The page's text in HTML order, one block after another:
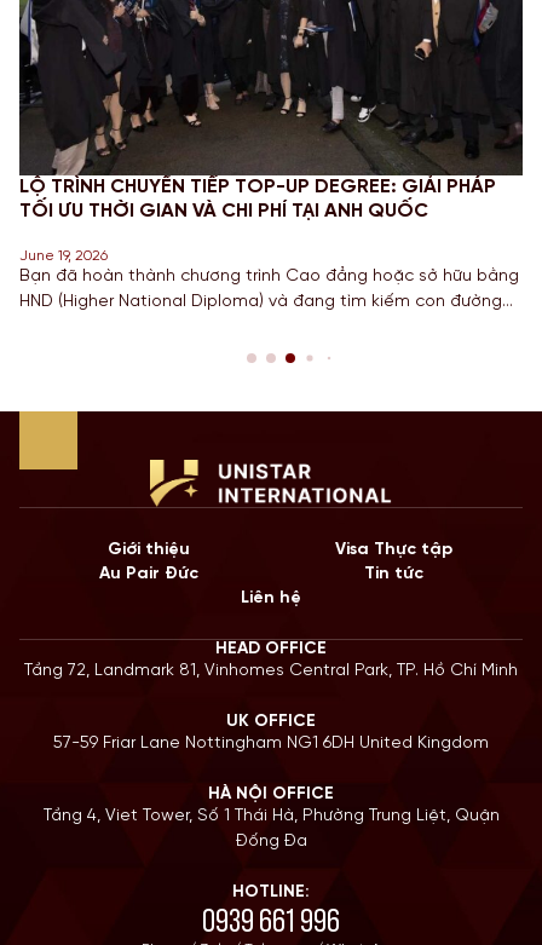
UP DEGREE: GIẢI PHÁP
TẠI ANH QUỐC
Cao đẳng hoặc sở hữu bằng
và đang tìm kiếm con đường
CHINH PHỤC STEM OPT
MỚI VÀ NGHĨA VỤ BÁO
Đối với các bạn Sinh viên đang
học, Công nghệ, Kỹ thuật và
còn là “bước đệm” quan trọng
Giới thiệu
Visa Thực tập
Au Pair Đức
Tin tức
Liên hệ
HEAD OFFICE
Tầng 72, Landmark 81, Vinhomes Central Park, TP. Hồ Chí Minh
UK OFFICE
57-59 Friar Lane Nottingham NG1 6DH United Kingdom
HÀ NỘI OFFICE
Tầng 4, Viet Tower, Số 1 Thái Hà, Phường Trung Liệt, Quận
Đống Đa
HOTLINE:
0939 661 996